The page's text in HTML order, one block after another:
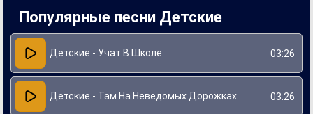
маленьких слушателей. Через годы «Голубой вагон»
продолжает звучать на праздниках и утренниках,
оставаясь важной частью детской культуры.
Популярные песни Детские
Детские - Учат В Школе 03:26
Детские - Там На Неведомых Дорожках 03:26